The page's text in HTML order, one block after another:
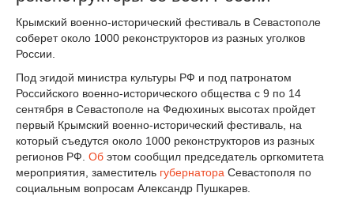
Крымский военно-исторический фестиваль в Севастополе
соберет около 1000 реконструкторов из разных уголков
России.
Под эгидой министра культуры РФ и под патронатом
Российского военно-исторического общества с 9 по 14
сентября в Севастополе на Федюхиных высотах пройдет
первый Крымский военно-исторический фестиваль, на
который съедутся около 1000 реконструкторов из разных
регионов РФ. Об этом сообщил председатель оргкомитета
мероприятия, заместитель губернатора Севастополя по
социальным вопросам Александр Пушкарев.